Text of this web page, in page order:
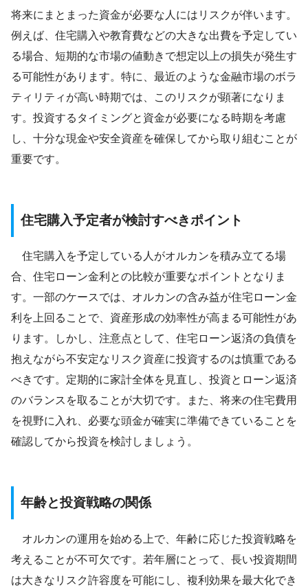
将来にまとまった資金が必要な人にはリスクが伴います。
例えば、住宅購入や教育費などの大きな出費を予定してい
る場合、短期的な市場の値動きで想定以上の損失が発生す
る可能性があります。特に、最近のような金融市場のボラ
ティリティが高い時期では、このリスクが顕著になりま
す。投資するタイミングと資金が必要になる時期を考慮
し、十分な現金や安全資産を確保してから取り組むことが
重要です。
住宅購入予定者が検討すべきポイント
住宅購入を予定している人がオルカンを積み立てる場
合、住宅ローン金利との比較が重要なポイントとなりま
す。一部のケースでは、オルカンの含み益が住宅ローン金
利を上回ることで、資産形成の効率性が高まる可能性があ
ります。しかし、注意点として、住宅ローン返済の負債を
抱えながら不安定なリスク資産に投資するのは慎重である
べきです。定期的に家計全体を見直し、投資とローン返済
のバランスを取ることが大切です。また、将来の住宅費用
を視野に入れ、必要な頭金が確実に準備できていることを
確認してから投資を検討しましょう。
年齢と投資戦略の関係
オルカンの運用を始める上で、年齢に応じた投資戦略を
考えることが不可欠です。若年層にとって、長い投資期間
は大きなリスク許容度を可能にし、複利効果を最大化でき